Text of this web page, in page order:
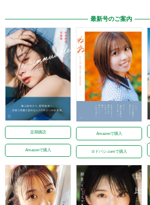
最新号のご案内
定期購読
Amazonで購入
Amazonで購入
ヨドバシ.comで購入